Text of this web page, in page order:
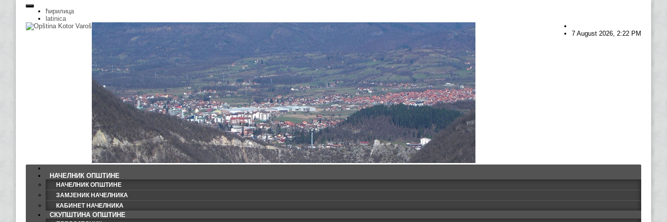
ћирилица
latinica
7 August 2026, 2:22 PM
НАЧЕЛНИК ОПШТИНЕ
НАЧЕЛНИК ОПШТИНЕ
ЗАМЈЕНИК НАЧЕЛНИКА
КАБИНЕТ НАЧЕЛНИКА
СКУПШТИНА ОПШТИНЕ